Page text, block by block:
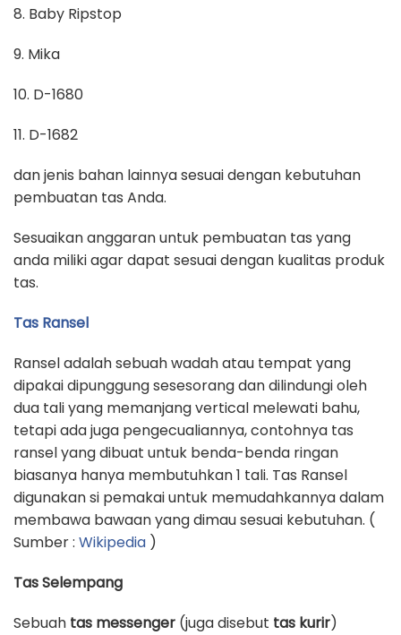
8. Baby Ripstop
9. Mika
10. D-1680
11. D-1682
dan jenis bahan lainnya sesuai dengan kebutuhan
pembuatan tas Anda.
Sesuaikan anggaran untuk pembuatan tas yang
anda miliki agar dapat sesuai dengan kualitas produk
tas.
Tas Ransel
Ransel adalah sebuah wadah atau tempat yang
dipakai dipunggung sesesorang dan dilindungi oleh
dua tali yang memanjang vertical melewati bahu,
tetapi ada juga pengecualiannya, contohnya tas
ransel yang dibuat untuk benda-benda ringan
biasanya hanya membutuhkan 1 tali. Tas Ransel
digunakan si pemakai untuk memudahkannya dalam
membawa bawaan yang dimau sesuai kebutuhan. (
Sumber : Wikipedia )
Tas Selempang
Sebuah tas messenger (juga disebut tas kurir)